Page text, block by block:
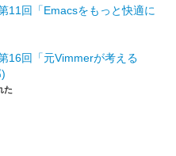
11回「Emacsをもっと快適に
16回「元Vimmerが考える
た